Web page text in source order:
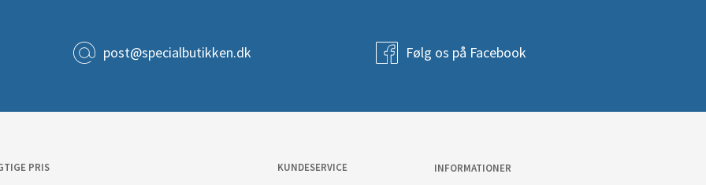
post@specialbutikken.dk Følg os på Facebook
PRIS
KUNDESERVICE
INFORMATIONER